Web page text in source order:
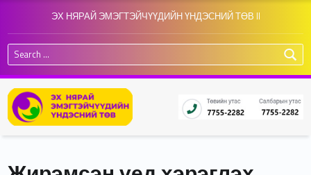
ЭХ НЯРАЙ ЭМЭГТЭЙЧҮҮДИЙН ҮНДЭСНИЙ ТӨВ II
Search for: